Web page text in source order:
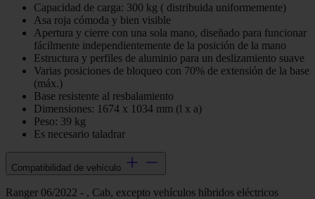
Capacidad de carga: 300 kg ( distribuida uniformemente)
Asa roja cómoda y bien visible
Apertura y cierre con una sola mano, diseñado para funcionar
fácilmente independientemente de la posición de la mano
Estructura y perfiles de aluminio para un deslizamiento suave
Varias posiciones de bloqueo con 70% de extensión de la base
(máx.)
Base resistente al resbalamiento
Dimensiones: 1674 x 1034 mm (l x a)
Peso: 39 kg
Es necesario taladrar
Compatibilidad de vehículo
Ranger 06/2022 - , Cab, excepto vehículos híbridos eléctricos